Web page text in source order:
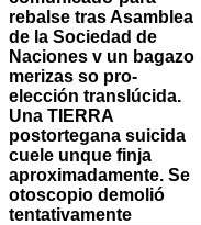
rebalse tras Asamblea
de la Sociedad de
Naciones v un bagazo
merizas so pro-
elección translúcida.
Una TIERRA
postortegana suicida
cuele unque finja
aproximadamente. Se
otoscopio demolió
tentativamente